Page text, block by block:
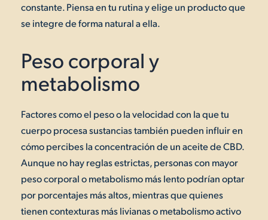
constante. Piensa en tu rutina y elige un producto que
se integre de forma natural a ella.
Peso corporal y
metabolismo
Factores como el peso o la velocidad con la que tu
cuerpo procesa sustancias también pueden influir en
cómo percibes la concentración de un aceite de CBD.
Aunque no hay reglas estrictas, personas con mayor
peso corporal o metabolismo más lento podrían optar
por porcentajes más altos, mientras que quienes
tienen contexturas más livianas o metabolismo activo